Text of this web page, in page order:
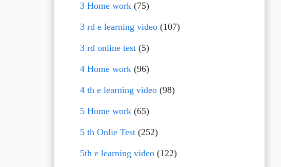
3 Home work(75)
3 rd e learning video(107)
3 rd online test(5)
4 Home work(96)
4 th e learning video(98)
5 Home work(65)
5 th Onlie Test(252)
5th e learning video(122)